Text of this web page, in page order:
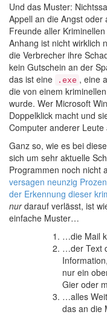
Und das Muster:
Appell an die Angst
Freunde aller
Anhang ist nicht wirklich
die Verbrecher ihre
kein Gutschein an der
das ist eine
.exe , eine
die von einem
wurde. Wer Microsoft
Doppelklick macht und
Computer anderer
Ganz so, wie es bei
sich um sehr aktuelle
Programmen noch nicht
versagen neunzig
der Erkennung dieser
nurdarauf verlässt, ist
einfache Muster…
…die Mail
…der Text
nur ein
Gier oder
…alles
das an die